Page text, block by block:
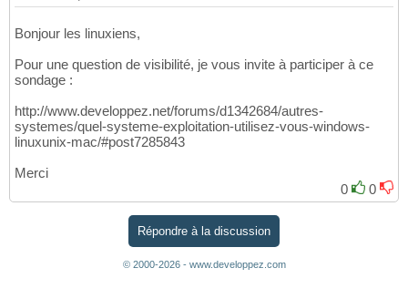
Bonjour les linuxiens,
Pour une question de visibilité, je vous invite à participer à ce
sondage :
http://www.developpez.net/forums/d1342684/autres-
systemes/quel-systeme-exploitation-utilisez-vous-windows-
linuxunix-mac/#post7285843
Merci
0
0
Répondre à la discussion
© 2000-2026 - www.developpez.com